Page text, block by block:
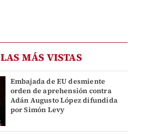
LAS MÁS VISTAS
Embajada de EU desmiente
orden de aprehensión contra
Adán Augusto López difundida
por Simón Levy